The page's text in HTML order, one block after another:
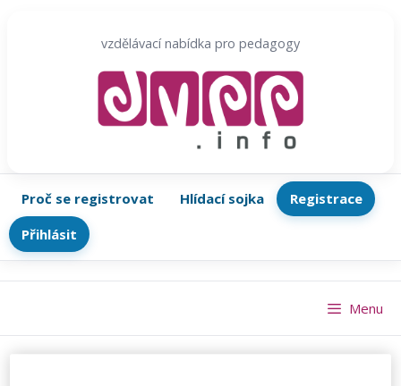
vzdělávací nabídka pro pedagogy
Proč se registrovat Hlídací sojka
Registrace
Přihlásit
Menu